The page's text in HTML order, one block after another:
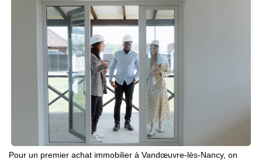
Pour un premier achat immobilier à Vandœuvre-lès-Nancy, on